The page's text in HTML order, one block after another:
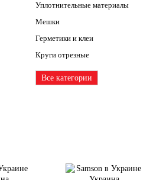
Уплотнительные материалы
Мешки
Герметики и клеи
Круги отрезные
Все категории